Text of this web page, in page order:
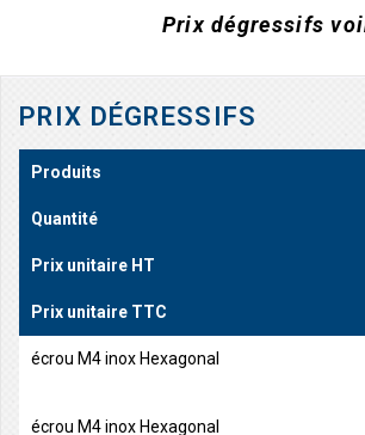
Prix dégressifs
PRIX DÉGRESSIFS
Produits
Quantité
Prix unitaire HT
Prix unitaire TTC
écrou M4 inox Hexagonal
écrou M4 inox Hexagonal